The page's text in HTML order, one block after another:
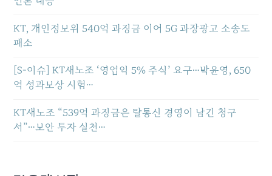
KT, 개인정보위 540억 과징금 이어 5G 과장광고 소송도
패소
[S-이슈] KT새노조 ‘영업익 5% 주식’ 요구…박윤영, 650
억 성과보상 시험…
KT새노조 “539억 과징금은 탈통신 경영이 남긴 청구
서”…보안 투자 실천…